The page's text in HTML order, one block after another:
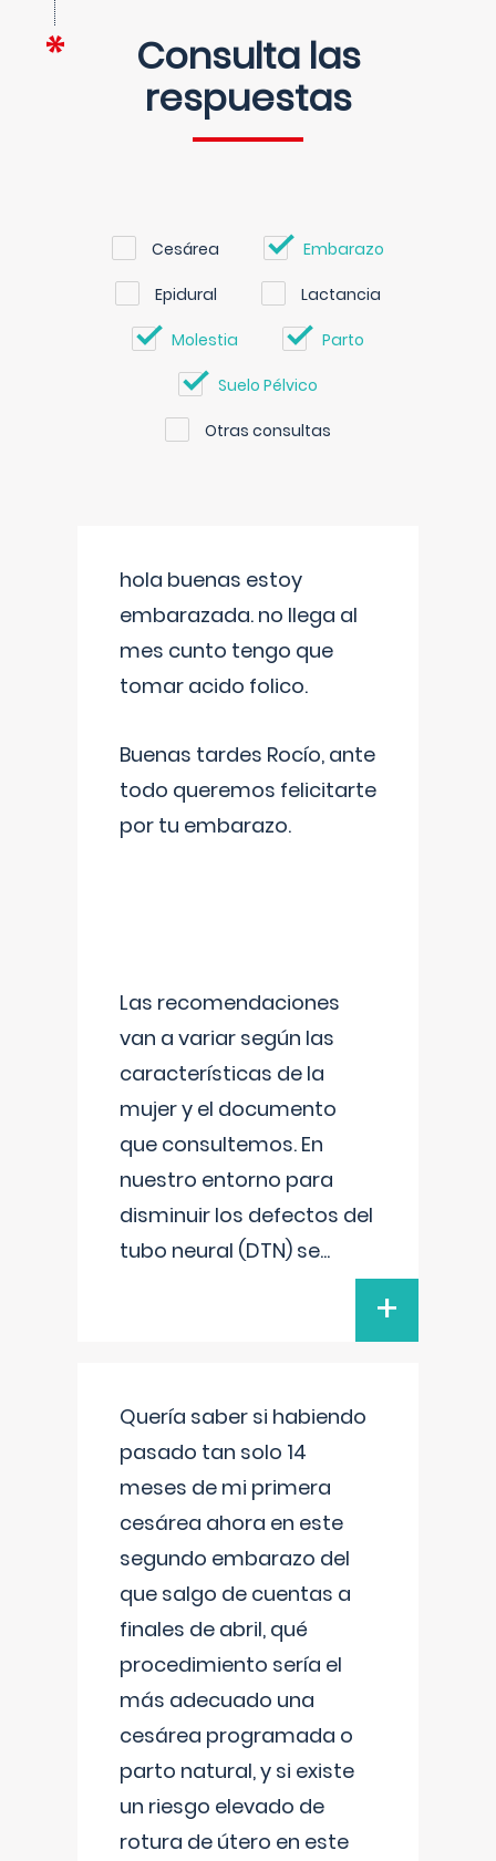
Consulta las
respuestas
Cesárea Embarazo
Epidural Lactancia
Molestia Parto
Suelo Pélvico
Otras consultas
hola buenas estoy
embarazada. no llega al
mes cunto tengo que
tomar acido folico.
Buenas tardes Rocío, ante
todo queremos felicitarte
por tu embarazo.
Las recomendaciones
van a variar según las
características de la
mujer y el documento
que consultemos. En
nuestro entorno para
disminuir los defectos del
tubo neural (DTN) se...
+
Quería saber si habiendo
pasado tan solo 14
meses de mi primera
cesárea ahora en este
segundo embarazo del
que salgo de cuentas a
finales de abril, qué
procedimiento sería el
más adecuado una
cesárea programada o
parto natural, y si existe
un riesgo elevado de
rotura de útero en este